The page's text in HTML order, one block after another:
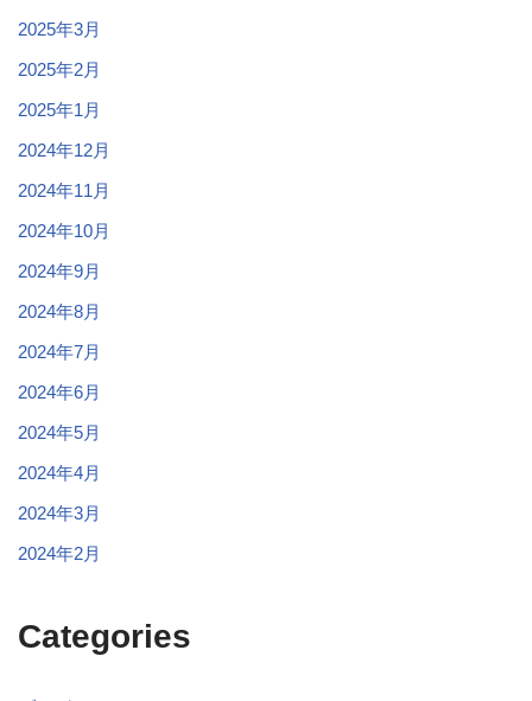
2025年3月
2025年2月
2025年1月
2024年12月
2024年11月
2024年10月
2024年9月
2024年8月
2024年7月
2024年6月
2024年5月
2024年4月
2024年3月
2024年2月
Categories